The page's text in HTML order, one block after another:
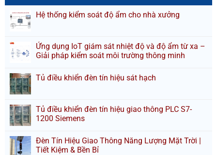
Hệ thống kiểm soát độ ẩm cho nhà xưởng
Ứng dụng IoT giám sát nhiệt độ và độ ẩm từ xa –
Giải pháp kiểm soát môi trường thông minh
Tủ điều khiển đèn tín hiệu sát hạch
Tủ điều khiển đèn tín hiệu giao thông PLC S7-
1200 Siemens
Đèn Tín Hiệu Giao Thông Năng Lượng Mặt Trời |
Tiết Kiệm & Bền Bỉ